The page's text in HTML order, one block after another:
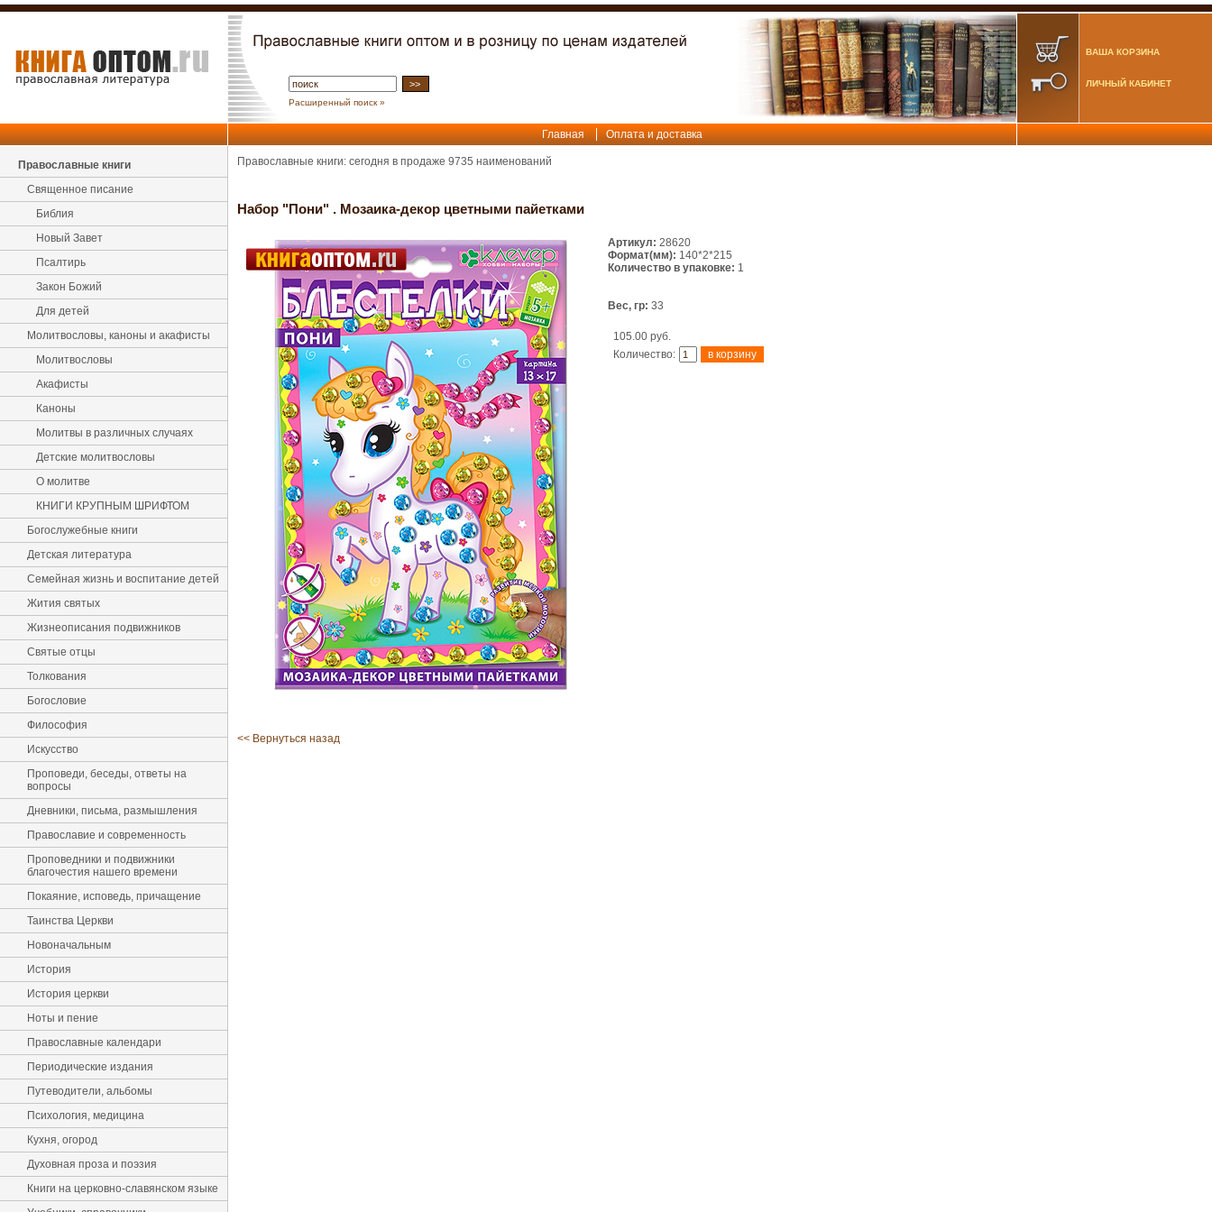
Расширенный поиск »
ВАША КОРЗИНА
ЛИЧНЫЙ КАБИНЕТ
Главная Оплата и доставка
Православные книги
Священное писание
Библия
Новый Завет
Псалтирь
Закон Божий
Для детей
Молитвословы, каноны и акафисты
Молитвословы
Акафисты
Каноны
Молитвы в различных случаях
Детские молитвословы
О молитве
КНИГИ КРУПНЫМ ШРИФТОМ
Богослужебные книги
Детская литература
Семейная жизнь и воспитание детей
Жития святых
Жизнеописания подвижников
Святые отцы
Толкования
Богословие
Философия
Искусство
Проповеди, беседы, ответы на
вопросы
Дневники, письма, размышления
Православие и современность
Проповедники и подвижники
благочестия нашего времени
Покаяние, исповедь, причащение
Таинства Церкви
Новоначальным
История
История церкви
Ноты и пение
Православные календари
Периодические издания
Путеводители, альбомы
Психология, медицина
Кухня, огород
Духовная проза и поэзия
Книги на церковно-славянском языке
Православные книги: сегодня в продаже 9735 наименований
Набор "Пони" . Мозаика-декор цветными пайетками
Артикул: 28620
Формат(мм): 140*2*215
Количество в упаковке: 1
Вес, гр: 33
105.00 руб.
Количество:
<< Вернуться назад